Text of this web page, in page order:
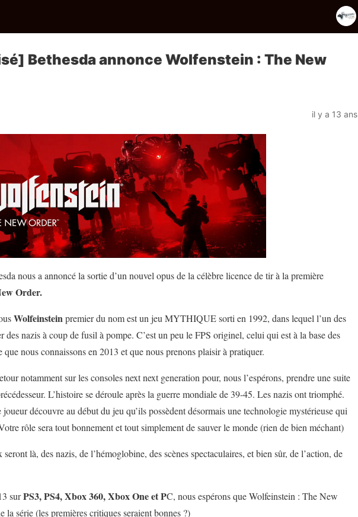
Bethesda annonce Wolfenstein : The New
il y a 13 ans
nous a annoncé la sortie d’un nouvel opus de la célèbre licence de tir à la première
Order.
Wolfeinsteinpremier du nom est un jeu MYTHIQUE sorti en 1992, dans lequel l’un des
nazis à coup de fusil à pompe. C’est un peu le FPS originel, celui qui est à la base des
nous connaissons en 2013 et que nous prenons plaisir à pratiquer.
notamment sur les consoles next next generation pour, nous l’espérons, prendre une suite
L’histoire se déroule après la guerre mondiale de 39-45. Les nazis ont triomphé.
découvre au début du jeu qu’ils possèdent désormais une technologie mystérieuse qui
rôle sera tout bonnement et tout simplement de sauver le monde (rien de bien méchant)
là, des nazis, de l’hémoglobine, des scènes spectaculaires, et bien sûr, de l’action, de
surPS3, PS4, Xbox 360, Xbox One et PC, nous espérons que Wolfeinstein : The New
la série (les premières critiques seraient bonnes ?)